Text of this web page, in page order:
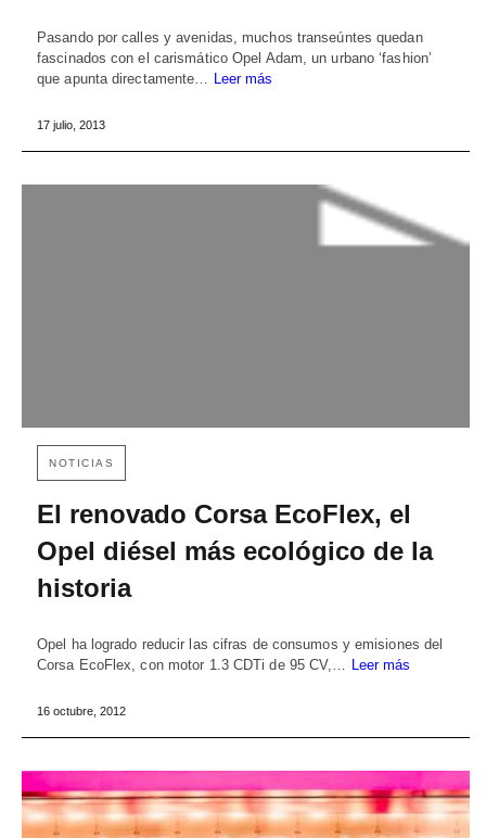
Pasando por calles y avenidas, muchos transeúntes quedan
fascinados con el carismático Opel Adam, un urbano ‘fashion’
que apunta directamente…
Leer más
17 julio, 2013
NOTICIAS
El renovado Corsa EcoFlex, el
Opel diésel más ecológico de la
historia
Opel ha logrado reducir las cifras de consumos y emisiones del
Corsa EcoFlex, con motor 1.3 CDTi de 95 CV,… Leer más
16 octubre, 2012